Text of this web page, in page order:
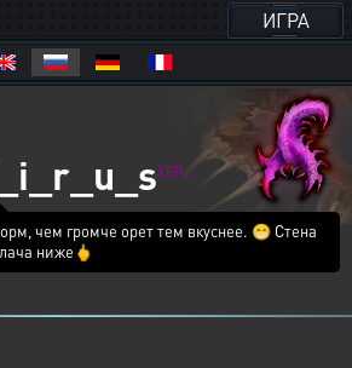
ИГРА
XERJ
чем громче орет тем вкуснее. 😁 Стена
ниже🖕